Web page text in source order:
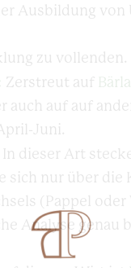
Ausbildung von
zu vollenden.
Zerstreut auf
auch auf auf
Juni.
In dieser Art
sich nur über die
(Pappel oder
Analyse genau